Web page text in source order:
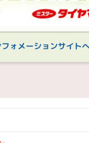
ォメーションサイト